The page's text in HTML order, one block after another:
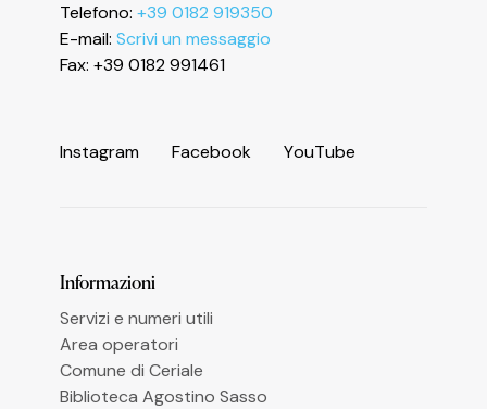
Telefono: +39 0182 919350
E-mail: Scrivi un messaggio
Fax: +39 0182 991461
Instagram Facebook YouTube
Informazioni
Servizi e numeri utili
Area operatori
Comune di Ceriale
Biblioteca Agostino Sasso